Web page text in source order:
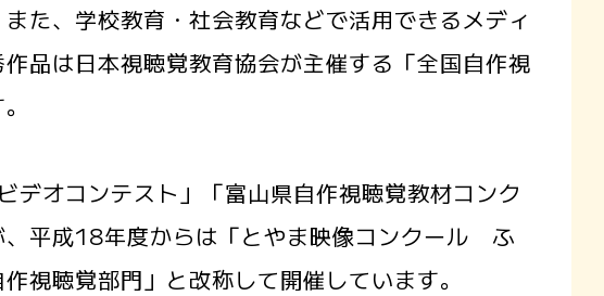
た、学校教育・社会教育などで活用できるメディ
品は日本視聴覚教育協会が主催する「全国自作視
オコンテスト」「富山県自作視聴覚教材コンク
平成18年度からは「とやま映像コンクール ふ
聴覚部門」と改称して開催しています。